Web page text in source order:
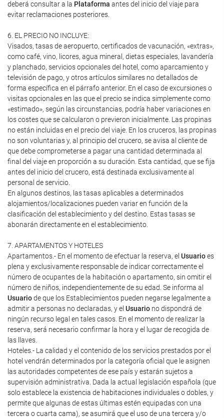
deberá consultar a la Plataforma antes del inicio del viaje para
evitar reclamaciones posteriores.
6. EL PRECIO NO INCLUYE:
Visados, tasas de aeropuerto, certificados de vacunación, «extras»,
como café, vino, licores, agua mineral, dietas especiales, lavandería
y planchado, servicios opcionales del hotel, como aparcamiento y
televisión de pago, y otros artículos similares no detallados de
forma específica en el párrafo anterior. En el caso de excursiones o
visitas opcionales en las que el precio se indica simplemente como
«estimado», según las circunstancias, podría haber variaciones en
los costes que se calcularon o previeron inicialmente. Las propinas
no están incluidas en el precio del viaje. En los cruceros, las propinas
no son voluntarias y, al principio del crucero, se avisa al cliente de
que debe comprometerse a pagar una cantidad determinada al
final del viaje en proporción a su duración. Esta cantidad, que se fija
antes del inicio del crucero, está destinada exclusivamente al
personal de servicio.
En algunos destinos, las tasas aplicables a determinados
alojamientos/localizaciones pueden variar en función de la
clasificación del establecimiento y del destino. Estas tasas se
abonarán directamente en el establecimiento.
7. APARTAMENTOS Y HOTELES
Apartamentos.- En el momento de efectuar la reserva, el Usuarioes
plena y exclusivamente responsable de indicar correctamente el
número de ocupantes de la habitación o apartamento, sin omitir el
número de niños, independientemente de su edad. Se informa al
Usuariode que los Establecimientos pueden negarse legalmente a
admitir a personas no declaradas, y el Usuario no dispondrá de
ningún recurso legal en tales casos. En el momento de realizar la
reserva, será necesario confirmar la hora y el lugar de recogida de
las llaves.
Hoteles.- La calidad y el contenido de los servicios prestados por el
hotel vendrán determinados por la categoría oficial que le asignen
las autoridades competentes de ese país y estarán sujetos a
supervisión administrativa. Dada la actual legislación española (que
solo establece la existencia de habitaciones individuales o dobles, y
permite que algunas de estas últimas estén equipadas con una
tercera o cuarta cama), se asumirá que el uso de una tercera y/o